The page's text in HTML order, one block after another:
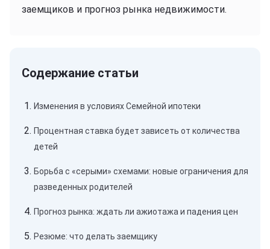
заемщиков и прогноз рынка недвижимости.
Изменения в условиях Семейной ипотеки
Процентная ставка будет зависеть от количества
детей
Борьба с «серыми» схемами: новые ограничения для
разведенных родителей
Прогноз рынка: ждать ли ажиотажа и падения цен
Резюме: что делать заемщику